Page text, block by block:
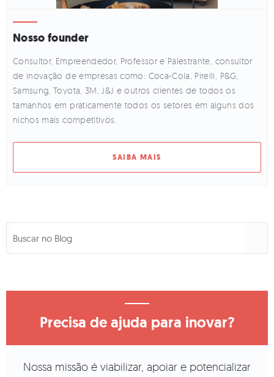
Nosso founder
Consultor, Empreendedor, Professor e Palestrante, consultor
de inovação de empresas como: Coca-Cola, Pirelli, P&G,
Samsung, Toyota, 3M, J&J e outros clientes de todos os
tamanhos em praticamente todos os setores em alguns dos
nichos mais competitivos.
SAIBA MAIS
Precisa de ajuda para inovar?
Nossa missão é viabilizar, apoiar e potencializar